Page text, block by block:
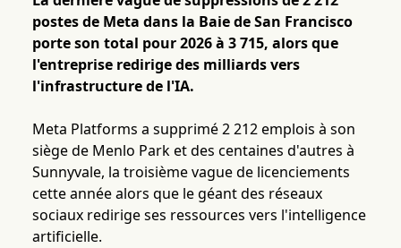
postes de Meta dans la Baie de San Francisco
porte son total pour 2026 à 3 715, alors que
l'entreprise redirige des milliards vers
l'infrastructure de l'IA.
Meta Platforms a supprimé 2 212 emplois à son
siège de Menlo Park et des centaines d'autres à
Sunnyvale, la troisième vague de licenciements
cette année alors que le géant des réseaux
sociaux redirige ses ressources vers l'intelligence
artificielle.